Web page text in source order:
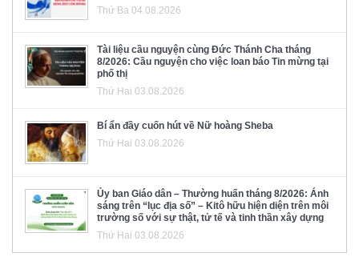
Thứ Ba 04.08.2026
Tài liệu cầu nguyện cùng Đức Thánh Cha tháng
8/2026: Cầu nguyện cho việc loan báo Tin mừng tại
phố thị
Thứ Hai 03.08.2026
Bí ẩn đầy cuốn hút về Nữ hoàng Sheba
Thứ Hai 03.08.2026
Ủy ban Giáo dân – Thường huấn tháng 8/2026: Ánh
sáng trên “lục địa số” – Kitô hữu hiện diện trên môi
trường số với sự thật, tử tế và tinh thần xây dựng
Thứ Hai 03.08.2026